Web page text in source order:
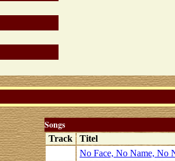
Songs
Track
Titel
No Face, No Name, No